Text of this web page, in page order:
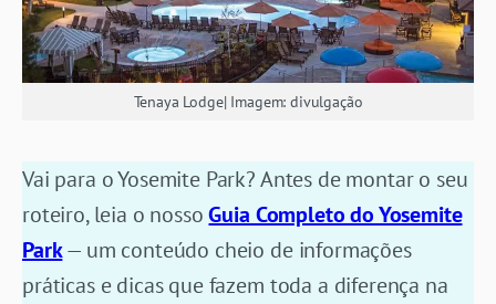
Tenaya Lodge| Imagem: divulgação
Vai para o Yosemite Park? Antes de montar o seu
roteiro, leia o nossoGuia Completo do Yosemite
Park— um conteúdo cheio de informações
práticas e dicas que fazem toda a diferença na